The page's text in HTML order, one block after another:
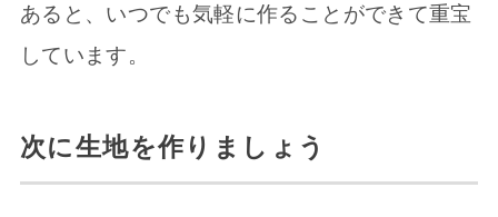
あると、いつでも気軽に作ることができて重宝
しています。
次に生地を作りましょう